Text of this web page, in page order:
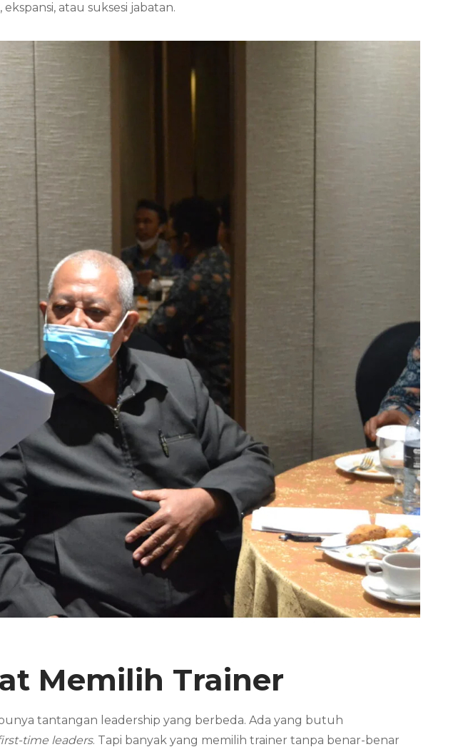
atau suksesi jabatan.
Memilih Trainer
punya tantangan leadership yang berbeda. Ada yang butuh
time leaders. Tapi banyak yang memilih trainer tanpa benar-benar